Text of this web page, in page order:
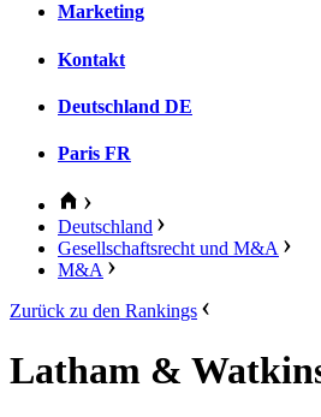
Marketing
Kontakt
Deutschland DE
Paris FR
Deutschland
Gesellschaftsrecht und M&A
M&A
Zurück zu den Rankings
Latham &